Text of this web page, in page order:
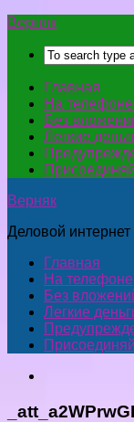
Верняк
Главная
На телефоне
Без
Легкие
Верняк
Деловой интернет
Главная
На телефоне
Без
Легкие